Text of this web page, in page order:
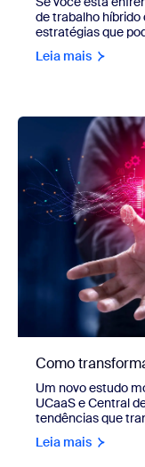
de trabalho híbrido
estratégias que
Leia mais
Como
Um novo estudo
UCaaS e Central
tendências que
Leia mais